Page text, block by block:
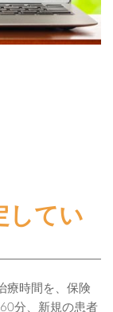
してい
療時間を、保険
分、新規の患者